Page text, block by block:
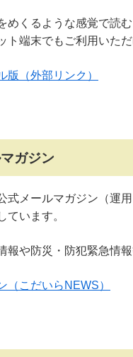
めくるような感覚で読
ト端末でもご利用いただ
版（外部リンク）
ガジン
メールマガジン（運
ています。
報や防災・防犯緊急情報
（こだいらNEWS）